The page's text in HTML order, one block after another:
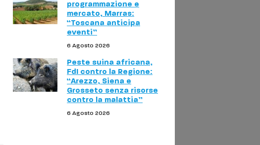
programmazione e
mercato, Marras:
“Toscana anticipa
eventi”
6 Agosto 2026
Peste suina africana,
FdI contro la Regione:
“Arezzo, Siena e
Grosseto senza risorse
contro la malattia”
6 Agosto 2026